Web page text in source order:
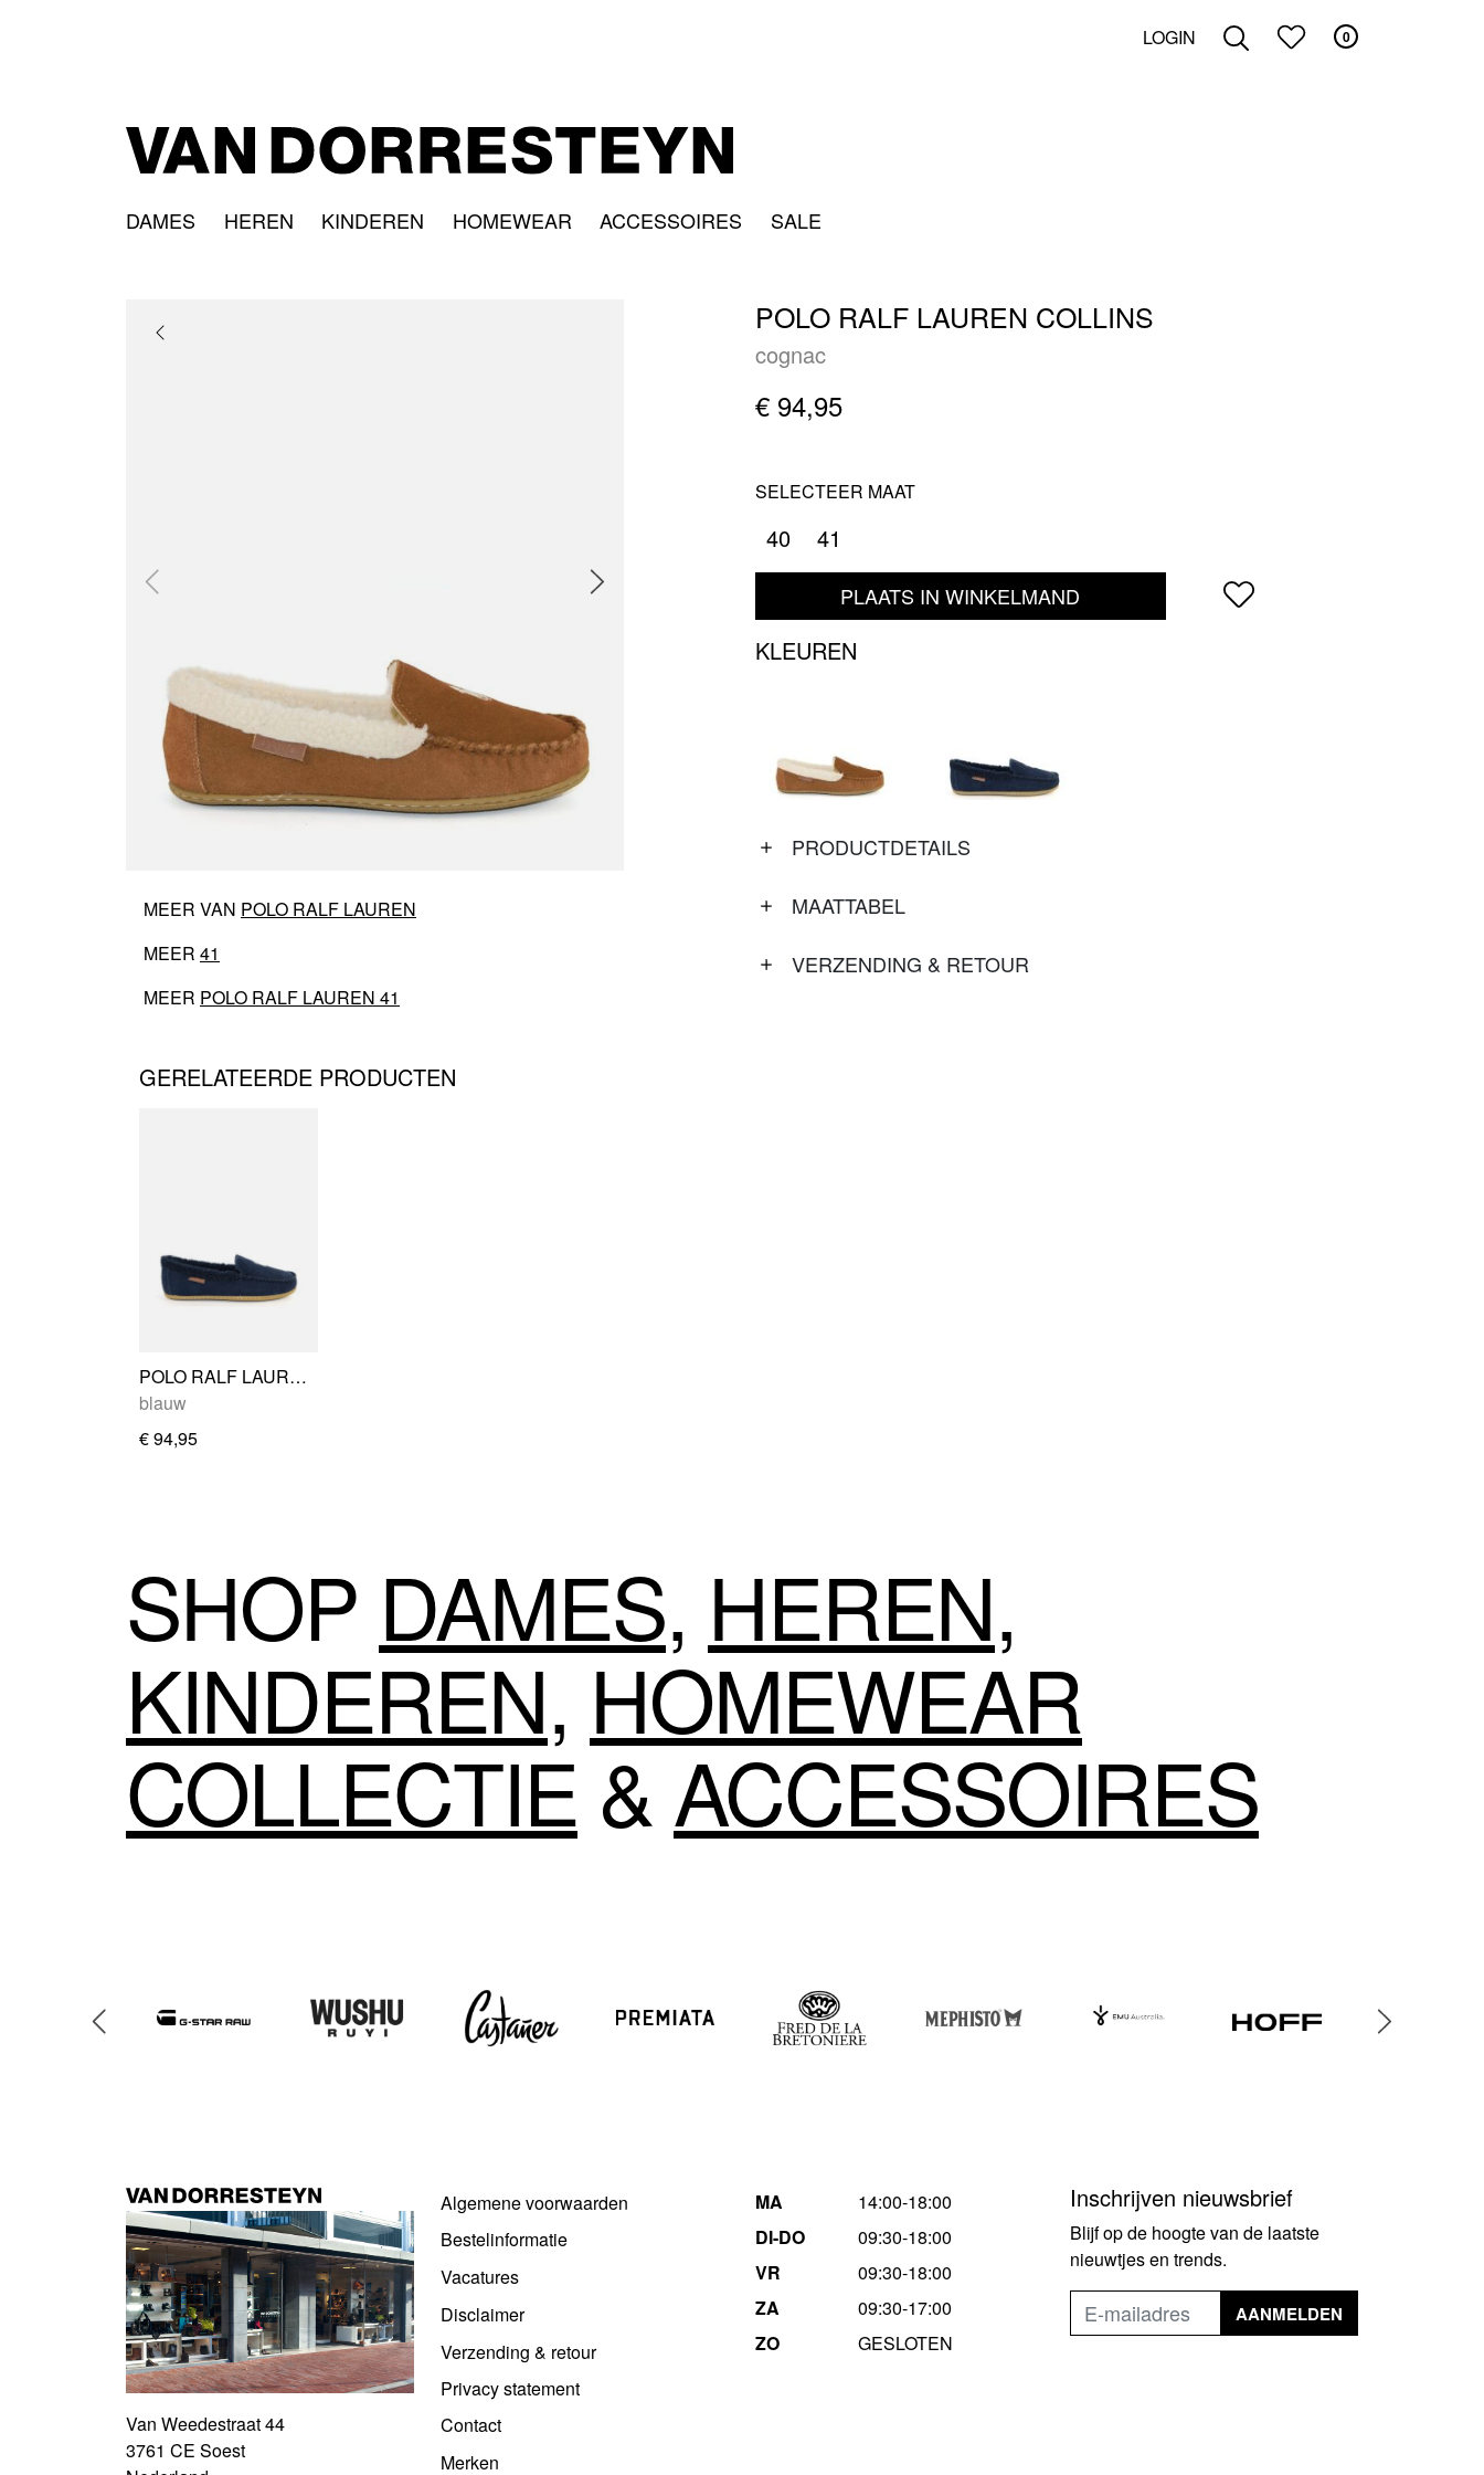
LOGIN 0
DAMES HEREN KINDEREN HOMEWEAR ACCESSOIRES SALE
MEER VAN POLO RALF LAUREN
MEER 41
MEER POLO RALF LAUREN 41
POLO RALF LAUREN COLLINS
cognac
€ 94,95
SELECTEER MAAT
40 41
PLAATS IN WINKELMAND
KLEUREN
PRODUCTDETAILS
MAATTABEL
VERZENDING & RETOUR
GERELATEERDE PRODUCTEN
POLO RALF LAUREN COLLINS
blauw
€ 94,95
SHOP DAMES, HEREN,
KINDEREN, HOMEWEAR
COLLECTIE &ACCESSOIRES
Van Weedestraat 44
3761 CE Soest
Algemene voorwaarden
Bestelinformatie
Vacatures
Disclaimer
Verzending & retour
Privacy statement
Contact
Merken
MA
14:00-18:00
DI-DO
09:30-18:00
VR
09:30-18:00
ZA
09:30-17:00
ZO
GESLOTEN
Inschrijven nieuwsbrief
Blijf op de hoogte van de laatste
nieuwtjes en trends.
AANMELDEN